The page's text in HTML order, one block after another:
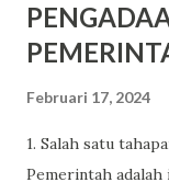
Februari 17, 2024
1. Salah satu
Pemerintah